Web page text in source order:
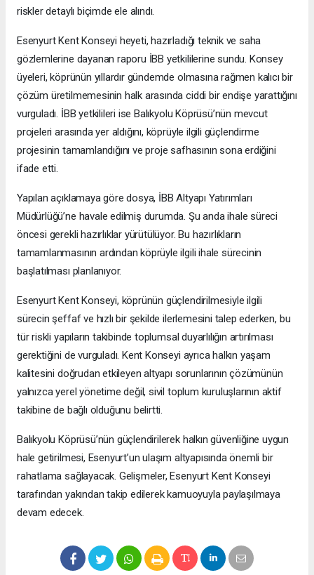
riskler detaylı biçimde ele alındı.
Esenyurt Kent Konseyi heyeti, hazırladığı teknik ve saha
gözlemlerine dayanan raporu İBB yetkililerine sundu. Konsey
üyeleri, köprünün yıllardır gündemde olmasına rağmen kalıcı bir
çözüm üretilmemesinin halk arasında ciddi bir endişe yarattığını
vurguladı. İBB yetkilileri ise Balıkyolu Köprüsü’nün mevcut
projeleri arasında yer aldığını, köprüyle ilgili güçlendirme
projesinin tamamlandığını ve proje safhasının sona erdiğini
ifade etti.
Yapılan açıklamaya göre dosya, İBB Altyapı Yatırımları
Müdürlüğü’ne havale edilmiş durumda. Şu anda ihale süreci
öncesi gerekli hazırlıklar yürütülüyor. Bu hazırlıkların
tamamlanmasının ardından köprüyle ilgili ihale sürecinin
başlatılması planlanıyor.
Esenyurt Kent Konseyi, köprünün güçlendirilmesiyle ilgili
sürecin şeffaf ve hızlı bir şekilde ilerlemesini talep ederken, bu
tür riskli yapıların takibinde toplumsal duyarlılığın artırılması
gerektiğini de vurguladı. Kent Konseyi ayrıca halkın yaşam
kalitesini doğrudan etkileyen altyapı sorunlarının çözümünün
yalnızca yerel yönetime değil, sivil toplum kuruluşlarının aktif
takibine de bağlı olduğunu belirtti.
Balıkyolu Köprüsü’nün güçlendirilerek halkın güvenliğine uygun
hale getirilmesi, Esenyurt’un ulaşım altyapısında önemli bir
rahatlama sağlayacak. Gelişmeler, Esenyurt Kent Konseyi
tarafından yakından takip edilerek kamuoyuyla paylaşılmaya
devam edecek.